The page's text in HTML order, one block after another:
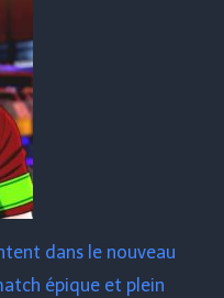
dans le nouveau
épique et plein